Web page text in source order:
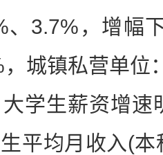
、3.7%，增幅
城镇私营单位
学生薪资增速
平均月收入(